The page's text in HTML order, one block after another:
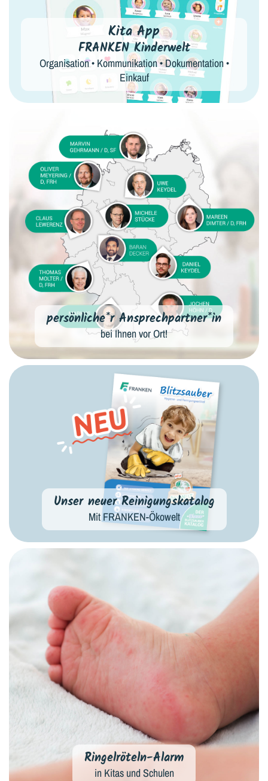
Kita App
FRANKEN Kinderwelt
Organisation • Kommunikation • Dokumentation •
Einkauf
persönliche*r Ansprechpartner*in
bei Ihnen vor Ort!
Unser neuer Reinigungskatalog
Mit FRANKEN-Ökowelt
Ringelröteln-Alarm
in Kitas und Schulen